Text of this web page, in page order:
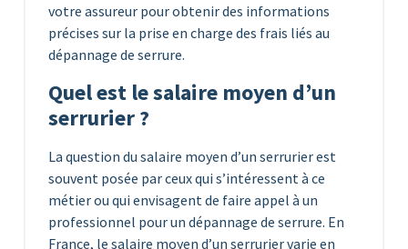
votre assureur pour obtenir des informations
précises sur la prise en charge des frais liés au
dépannage de serrure.
Quel est le salaire moyen d’un
serrurier ?
La question du salaire moyen d’un serrurier est
souvent posée par ceux qui s’intéressent à ce
métier ou qui envisagent de faire appel à un
professionnel pour un dépannage de serrure. En
France, le salaire moyen d’un serrurier varie en